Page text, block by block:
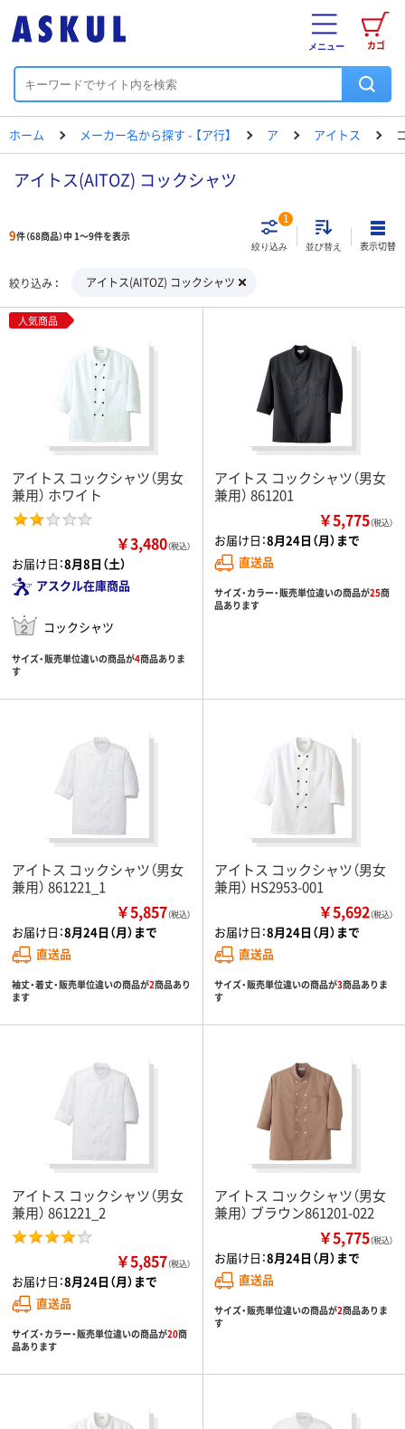
カゴ
メニュー
ホーム メーカー名から探す - 【ア行】 ア アイトス
アイトス(AITOZ) コックシャツ
9件（68商品）中 1～9件を表示
絞り込み
1
並び替え 表示切替
絞り込み アイトス(AITOZ) コックシャツ
人気商品
アイトス コックシャツ（男女
兼用） ホワイト
￥3,480（税込）
お届け日：8月8日（土）
アスクル在庫商品
コックシャツ
サイズ・販売単位違いの商品が4商品ありま
す
アイトス コックシャツ（男女
兼用） 861201
￥5,775（税込）
お届け日：8月24日（月）まで
直送品
サイズ・カラー・販売単位違いの商品が25商
品あります
アイトス コックシャツ（男女
兼用） 861221_1
￥5,857（税込）
お届け日：8月24日（月）まで
直送品
袖丈・着丈・販売単位違いの商品が2商品あり
ます
アイトス コックシャツ（男女
兼用） HS2953-001
￥5,692（税込）
お届け日：8月24日（月）まで
直送品
サイズ・販売単位違いの商品が3商品ありま
す
アイトス コックシャツ（男女
兼用） 861221_2
￥5,857（税込）
お届け日：8月24日（月）まで
直送品
サイズ・カラー・販売単位違いの商品が20商
品あります
アイトス コックシャツ（男女
兼用） ブラウン861201-022
￥5,775（税込）
お届け日：8月24日（月）まで
直送品
サイズ・販売単位違いの商品が2商品ありま
す